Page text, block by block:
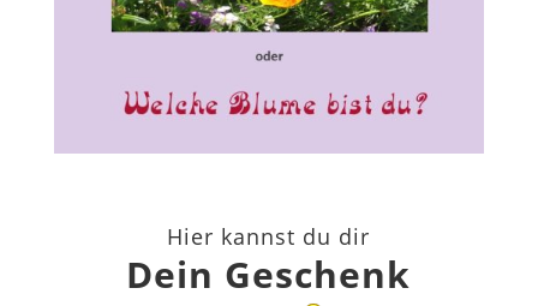
Hier kannst du dir
Dein Geschenk